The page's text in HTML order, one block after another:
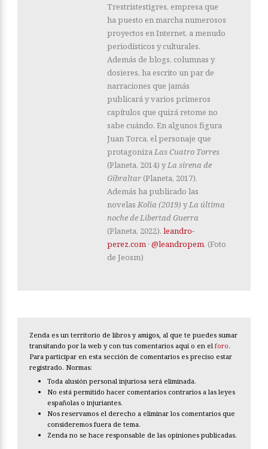
Trestristestigres, empresa que
ha puesto en marcha numerosos
proyectos en Internet, a menudo
periodísticos y culturales.
Además de blogs, columnas y
dosieres, ha escrito un par de
narraciones que jamás
publicará y varios primeros
capítulos que quizá retome no
sabe cuándo. En algunos figura
Juan Torca, el personaje que
protagonizaLas Cuatro Torres
(Planeta, 2014) yLa sirena de
Gibraltar (Planeta, 2017).
Además ha publicado las
novelas Kolia (2019) yLa última
noche de Libertad Guerra
(Planeta, 2022). leandro-
perez.com · @leandropem. (Foto
de Jeosm)
Zenda es un territorio de libros y amigos, al que te puedes sumar
transitando por la web y con tus comentarios aquí o en el foro.
Para participar en esta sección de comentarios es preciso estar
registrado. Normas:
Toda alusión personal injuriosa será eliminada.
No está permitido hacer comentarios contrarios a las leyes
españolas o injuriantes.
Nos reservamos el derecho a eliminar los comentarios que
consideremos fuera de tema.
Zenda no se hace responsable de las opiniones publicadas.